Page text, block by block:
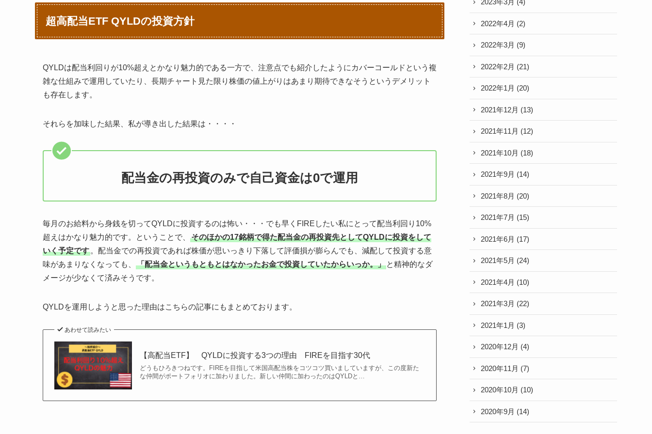
超高配当ETF QYLDの投資方針
QYLDは配当利回りが10%超えとかなり魅力的である一方で、注意点でも紹介したようにカバーコールドという複
雑な仕組みで運用していたり、長期チャート見た限り株価の値上がりはあまり期待できなそうというデメリット
も存在します。
それらを加味した結果、私が導き出した結果は・・・・
配当金の再投資のみで自己資金は0で運用
毎月のお給料から身銭を切ってQYLDに投資するのは怖い・・・でも早くFIREしたい私にとって配当利回り10%
超えはかなり魅力的です。ということで、
そのほかの17銘柄で得た配当金の再投資先としてQYLDに投資をして
いく予定です 。配当金での再投資であれば株価が思いっきり下落して評価損が膨らんでも、減配して投資する意
味があまりなくなっても、
「配当金というもともとはなかったお金で投資していたからいっか。」 と精神的なダ
メージが少なくて済みそうです。
QYLDを運用しようと思った理由はこちらの記事にもまとめております。
あわせて読みたい
【高配当ETF】 QYLDに投資する3つの理由 FIREを目指す30代
どうもひろきつねです。FIREを目指して米国高配当株をコツコツ買いましていますが、この度新た
な仲間がポートフォリオに加わりました。新しい仲間に加わったのはQYLDと…
2023年3月 (4)
2022年4月 (2)
2022年3月 (9)
2022年2月 (21)
2022年1月 (20)
2021年12月 (13)
2021年11月 (12)
2021年10月 (18)
2021年9月 (14)
2021年8月 (20)
2021年7月 (15)
2021年6月 (17)
2021年5月 (24)
2021年4月 (10)
2021年3月 (22)
2021年1月 (3)
2020年12月 (4)
2020年11月 (7)
2020年10月 (10)
2020年9月 (14)